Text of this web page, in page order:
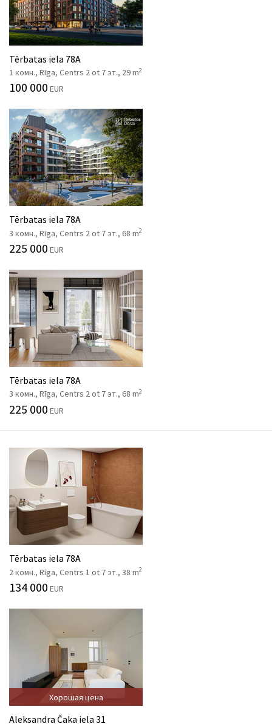
Tērbatas iela 78A
1 комн., Rīga, Centrs 2 ot 7 эт., 29 m2
100 000 EUR
Tērbatas iela 78A
3 комн., Rīga, Centrs 2 ot 7 эт., 68 m2
225 000 EUR
Tērbatas iela 78A
3 комн., Rīga, Centrs 2 ot 7 эт., 68 m2
225 000 EUR
Tērbatas iela 78A
2 комн., Rīga, Centrs 1 ot 7 эт., 38 m2
134 000 EUR
Хорошая цена
Aleksandra Čaka iela 31